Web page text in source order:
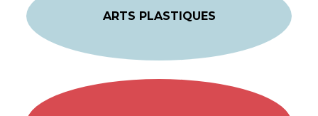
ARTS PLASTIQUES